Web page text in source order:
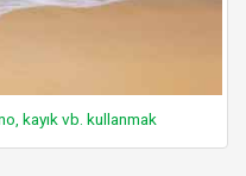
kayık vb. kullanmak